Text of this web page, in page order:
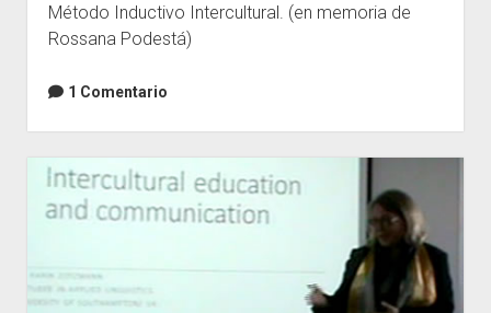
Método Inductivo Intercultural. (en memoria de
Rossana Podestá)
1 Comentario